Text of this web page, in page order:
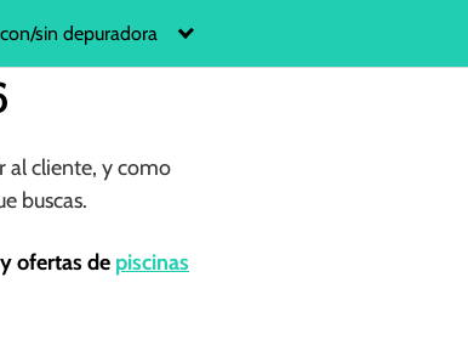
sin depuradora
al cliente, y como
buscas.
ofertas de piscinas